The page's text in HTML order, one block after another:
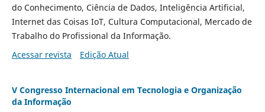
do Conhecimento, Ciência de Dados, Inteligência Artificial,
Internet das Coisas IoT, Cultura Computacional, Mercado de
Trabalho do Profissional da Informação.
Acessar revista
Edição Atual
V Congresso Internacional em Tecnologia e Organização
da Informação